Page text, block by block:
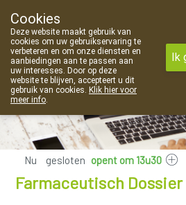
09 373 94 03
Nu gesloten opent om 13u30
Farmaceutisch Dossier
Cookies
Deze website maakt gebruik van
cookies om uw gebruikservaring te
verbeteren en om onze diensten en
aanbiedingen aan te passen aan
uw interesses. Door op deze
website te blijven, accepteert u dit
gebruik van cookies. Klik hier voor
meer info.
Ik